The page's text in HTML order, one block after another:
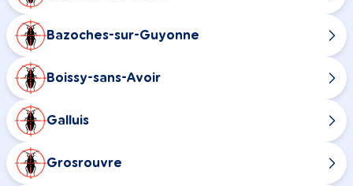
Bazoches-sur-Guyonne
Boissy-sans-Avoir
Galluis
Grosrouvre